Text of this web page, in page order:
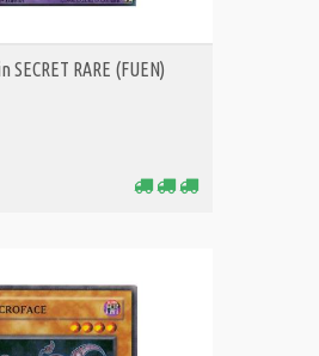
SECRET RARE (FUEN)